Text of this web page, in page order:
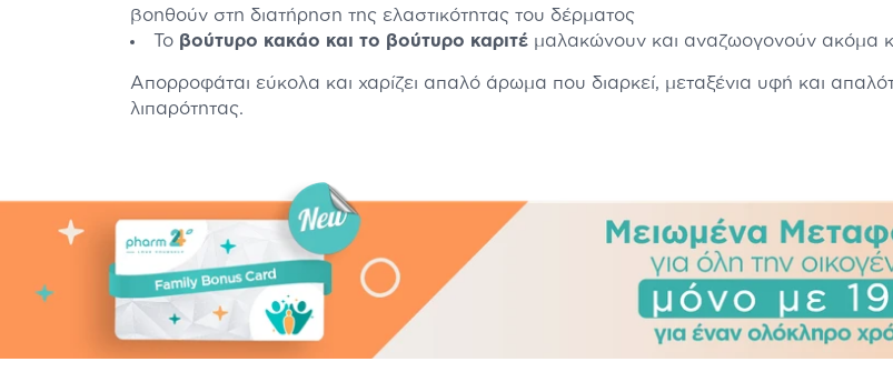
βοηθούν στη διατήρηση της ελαστικότητας του δέρματος
Το βούτυρο κακάο και το βούτυρο καριτέ μαλακώνουν και αναζωογονούν ακόμα
Απορροφάται εύκολα και χαρίζει απαλό άρωμα που διαρκεί, μεταξένια υφή και
λιπαρότητας.